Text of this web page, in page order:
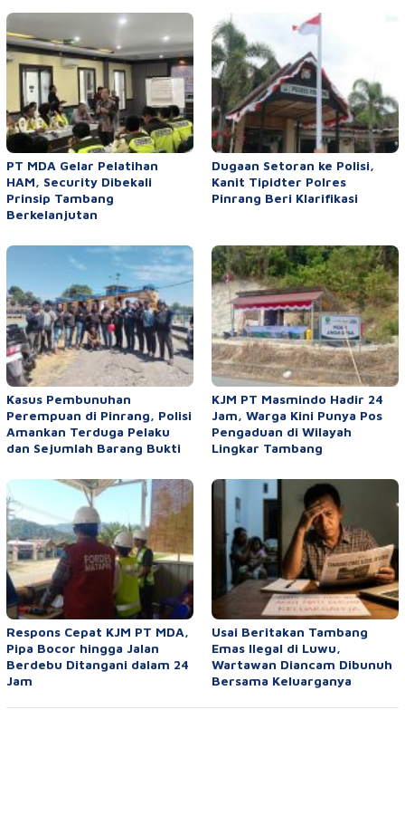
PT MDA Gelar Pelatihan
HAM, Security Dibekali
Prinsip Tambang
Berkelanjutan
Dugaan Setoran ke Polisi,
Kanit Tipidter Polres
Pinrang Beri Klarifikasi
Kasus Pembunuhan
Perempuan di Pinrang, Polisi
Amankan Terduga Pelaku
dan Sejumlah Barang Bukti
KJM PT Masmindo Hadir 24
Jam, Warga Kini Punya Pos
Pengaduan di Wilayah
Lingkar Tambang
Respons Cepat KJM PT MDA,
Pipa Bocor hingga Jalan
Berdebu Ditangani dalam 24
Jam
Usai Beritakan Tambang
Emas Ilegal di Luwu,
Wartawan Diancam Dibunuh
Bersama Keluarganya